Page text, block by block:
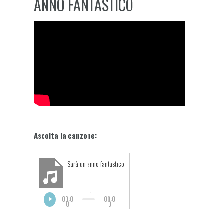
ANNO FANTASTICO
Ascolta la canzone:
Sarà un anno fantastico
00:0
0 00:0
0